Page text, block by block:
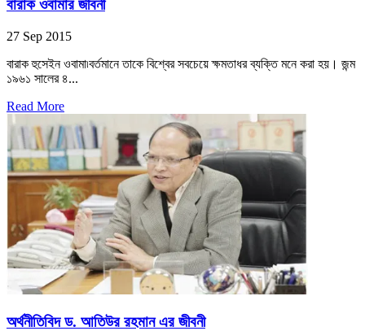
বারাক ওবামার জীবনী
27 Sep 2015
বারাক হুসেইন ওবামা৷বর্তমানে তাকে বিশ্বের সবচেয়ে ক্ষমতাধর ব্যক্তি মনে করা হয়। জন্ম
১৯৬১ সালের ৪...
Read More
অর্থনীতিবিদ ড. আতিউর রহমান এর জীবনী